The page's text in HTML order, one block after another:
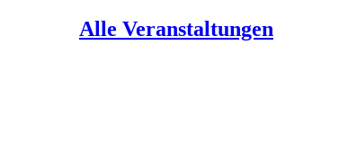
Alle Veranstaltungen